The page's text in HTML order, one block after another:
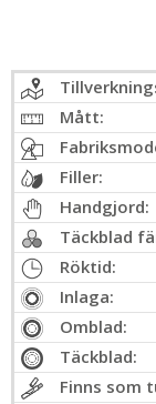
Mått:
Filler:
Handgjord:
Täckblad
Röktid:
Inlaga:
Omblad:
Täckblad:
Finns som